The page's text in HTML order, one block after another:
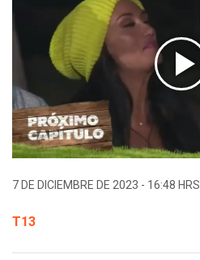
7 DE DICIEMBRE DE 2023 - 16:48 HRS.
T13